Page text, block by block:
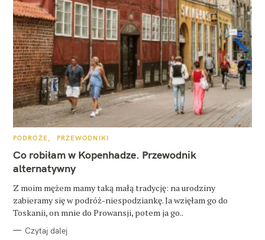
K
T
E
G
O
I
PODRÓŻE PRZEWODNIKI
Co robiłam w Kopenhadze. Przewodnik
alternatywny
Z moim mężem mamy taką małą tradycję: na urodziny
zabieramy się w podróż-niespodziankę. Ja wzięłam go do
Toskanii, on mnie do Prowansji, potem ja go..
Czytaj dalej